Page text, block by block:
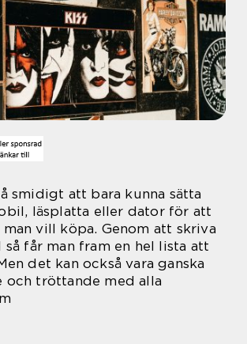
smidigt att bara kunna sätta
läsplatta eller dator för att
vill köpa. Genom att skriva
får man fram en hel lista att
det kan också vara ganska
och tröttande med alla